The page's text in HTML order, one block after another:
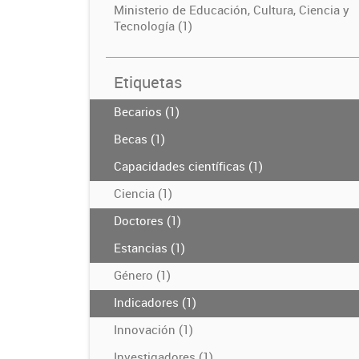
Ministerio de Educación, Cultura, Ciencia y
Tecnología (1)
Etiquetas
Becarios (1)
Becas (1)
Capacidades científicas (1)
Ciencia (1)
Doctores (1)
Estancias (1)
Género (1)
Indicadores (1)
Innovación (1)